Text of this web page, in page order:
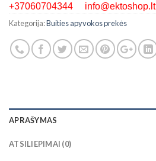
+37060704344 info@ektoshop.lt
Kategorija:Buities apyvokos prekės
APRAŠYMAS
ATSILIEPIMAI (0)